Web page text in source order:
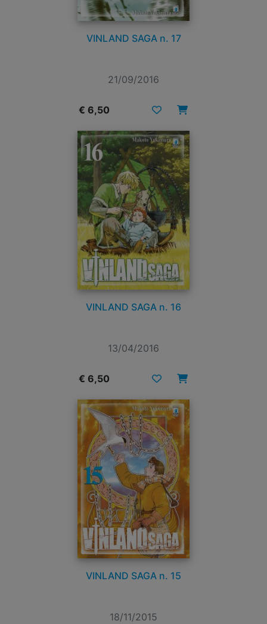
VINLAND SAGA n. 17
21/09/2016
€ 6,50
VINLAND SAGA n. 16
13/04/2016
€ 6,50
VINLAND SAGA n. 15
18/11/2015